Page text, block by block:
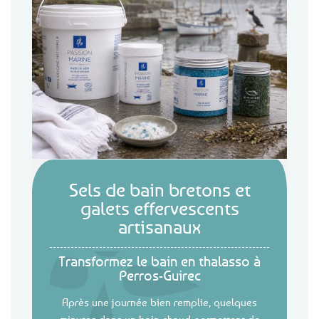
Sels de bain bretons et
galets effervescents
artisanaux
Transformez le bain en thalasso à
Perros-Guirec
Après une journée bien remplie, quelques